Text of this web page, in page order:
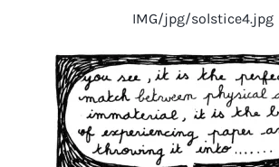
IMG/jpg/solstice4.jpg